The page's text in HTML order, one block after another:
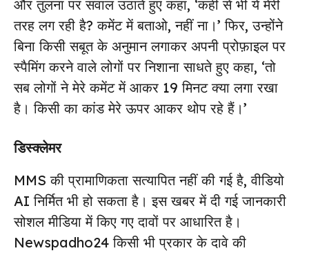
और तुलना पर सवाल उठाते हुए कहा, ‘कहीं से भी ये मेरी
तरह लग रही है? कमेंट में बताओ, नहीं ना।’ फिर, उन्होंने
बिना किसी सबूत के अनुमान लगाकर अपनी प्रोफ़ाइल पर
स्पैमिंग करने वाले लोगों पर निशाना साधते हुए कहा, ‘तो
सब लोगों ने मेरे कमेंट में आकर 19 मिनट क्या लगा रखा
है। किसी का कांड मेरे ऊपर आकर थोप रहे हैं।’
डिस्क्लेमर
MMS की प्रामाणिकता सत्यापित नहीं की गई है, वीडियो
AI निर्मित भी हो सकता है। इस खबर में दी गई जानकारी
सोशल मीडिया में किए गए दावों पर आधारित है।
Newspadho24 किसी भी प्रकार के दावे की